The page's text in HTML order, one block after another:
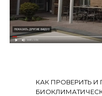
КАК ПРОВЕРИТЬ И